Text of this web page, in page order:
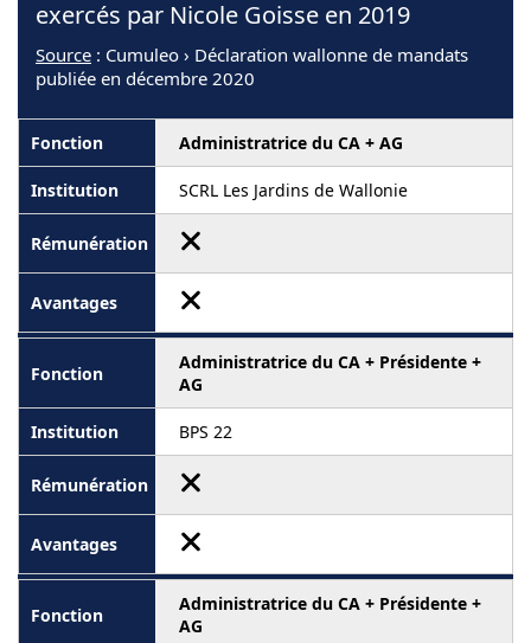
exercés par Nicole Goisse en 2019
Source : Cumuleo › Déclaration wallonne de mandats
publiée en décembre 2020
Administratrice du CA + AG
SCRL Les Jardins de Wallonie
Administratrice du CA + Présidente +
AG
BPS 22
Administratrice du CA + Présidente +
AG